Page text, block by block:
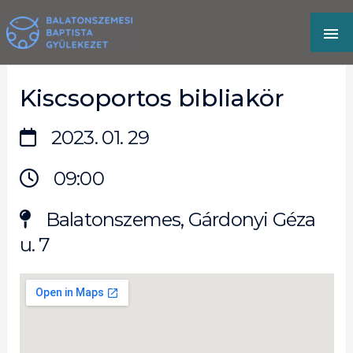
to
content
Kiscsoportos bibliakör
2023. 01. 29
09:00
Balatonszemes, Gárdonyi Géza
u. 7